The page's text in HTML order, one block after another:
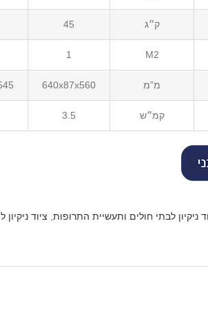
ק״ג 45
M2
1
מ”מ 640x87x560
קמ״ש 3.5
ניקיון לבתי חולים ותעשיית התרופות ציוד